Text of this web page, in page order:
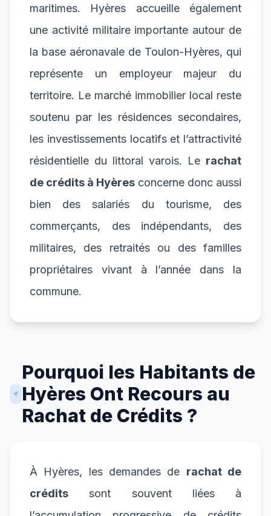
maritimes. Hyères accueille également
une activité militaire importante autour de
la base aéronavale de Toulon-Hyères, qui
représente un employeur majeur du
territoire. Le marché immobilier local reste
soutenu par les résidences secondaires,
les investissements locatifs et l’attractivité
résidentielle du littoral varois. Le rachat
de crédits à Hyères concerne donc aussi
bien des salariés du tourisme, des
commerçants, des indépendants, des
militaires, des retraités ou des familles
propriétaires vivant à l’année dans la
commune.
Pourquoi les Habitants de
Hyères Ont Recours au
Rachat de Crédits ?
À Hyères, les demandes de rachat de
crédits sont souvent liées à